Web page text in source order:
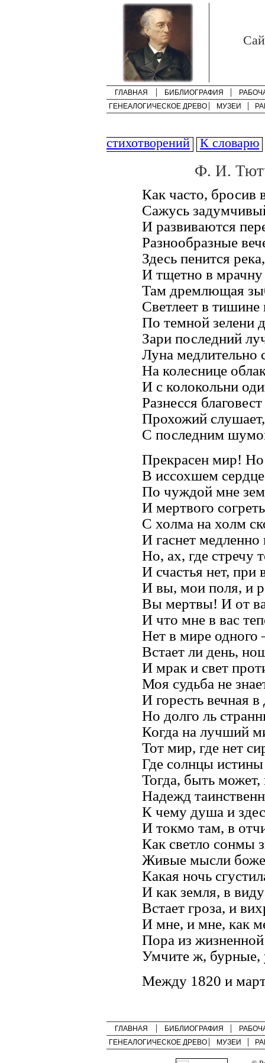
ГЛАВНАЯ БИБЛИОГРАФИЯ
ГЕНЕАЛОГИЧЕСКОЕ ДРЕВО
МУЗЕИ
стихотворений К словарю
Ф. И.
Как часто, бросив
Сажусь
И развиваются
Разнообразные
Здесь пенится
И тщетно в мрачну
Там дремлющая
Светлеет в тишине
По темной зелени
Зари последний
Луна медлительно
На колеснице
И с колокольни
Разнесся
Прохожий
С последним
Прекрасен мир!
В иссохшем
По чуждой мне
И мертвого
С холма на холм
И гаснет
Но, ах, где стречу
И счастья нет, при
И вы, мои поля, и
Вы мертвы! И от
И что мне в вас
Нет в мире одного
Встает ли день,
И мрак и свет
Моя судьба не
И горесть вечная
Но долго ль
Когда на лучший
Тот мир, где нет
Где солнцы
Тогда, быть может,
Надежд
К чему душа и
И токмо там, в
Как светло сонмы
Живые мысли
Какая ночь
И как земля, в
Встает гроза, и
И мне, и мне, как
Пора из
Умчите ж, бурные,
Между 1820 и
ГЛАВНАЯ БИБЛИОГРАФИЯ
ГЕНЕАЛОГИЧЕСКОЕ ДРЕВО
МУЗЕИ